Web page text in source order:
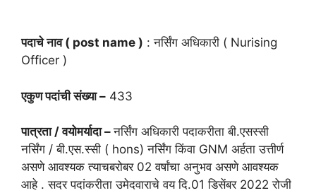
पदाचे नाव ( post name ) : नर्सिंग अधिकारी ( Nurising
Officer )
एकुण पदांची संख्या – 433
पात्रता / वयोमर्यादा –नर्सिंग अधिकारी पदाकरीता बी.एसस्सी
नर्सिंग / बी.एस.स्सी ( hons) नर्सिंग किंवा GNM अर्हता उत्तीर्ण
असणे आवश्यक त्याचबरोबर 02 वर्षांचा अनुभव असणे आवश्यक
आहे . सदर पदांकरीता उमेदवाराचे वय दि.01 डिसेंबर 2022 रोजी